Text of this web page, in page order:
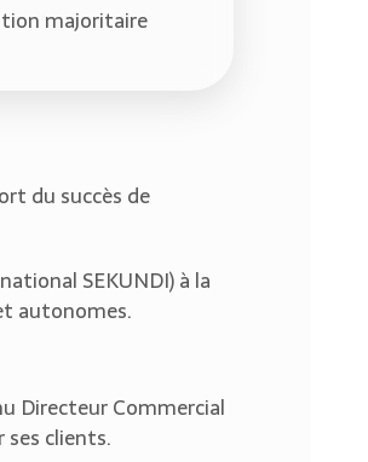
majoritaire
du succès de
SEKUNDI) à la
autonomes.
Directeur Commercial
clients.